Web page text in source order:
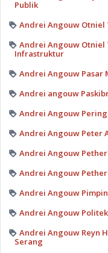
Publik
Andrei Angouw Otniel
Andrei Angouw Otniel
Infrastruktur
Andrei Angouw Pasar
Andrei angouw
Andrei Angouw
Andrei Angouw Peter
Andrei Angouw Pether
Andrei Angouw Pether
Andrei Angouw
Andrei Angouw
Andrei Angouw Reyn
Serang